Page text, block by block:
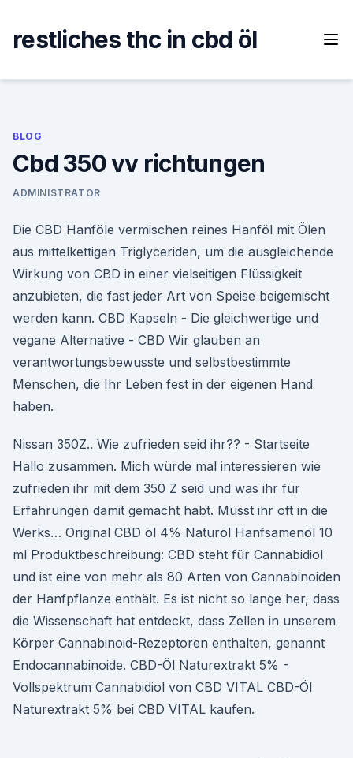
content
restliches thc in cbd öl
BLOG
Cbd 350 vv richtungen
ADMINISTRATOR
Die CBD Hanföle vermischen reines Hanföl mit Ölen
aus mittelkettigen Triglyceriden, um die ausgleichende
Wirkung von CBD in einer vielseitigen Flüssigkeit
anzubieten, die fast jeder Art von Speise beigemischt
werden kann. CBD Kapseln - Die gleichwertige und
vegane Alternative - CBD Wir glauben an
verantwortungsbewusste und selbstbestimmte
Menschen, die Ihr Leben fest in der eigenen Hand
haben.
Nissan 350Z.. Wie zufrieden seid ihr?? - Startseite
Hallo zusammen. Mich würde mal interessieren wie
zufrieden ihr mit dem 350 Z seid und was ihr für
Erfahrungen damit gemacht habt. Müsst ihr oft in die
Werks… Original CBD öl 4% Naturöl Hanfsamenöl 10
ml Produktbeschreibung: CBD steht für Cannabidiol
und ist eine von mehr als 80 Arten von Cannabinoiden
der Hanfpflanze enthält. Es ist nicht so lange her, dass
die Wissenschaft hat entdeckt, dass Zellen in unserem
Körper Cannabinoid-Rezeptoren enthalten, genannt
Endocannabinoide. CBD-Öl Naturextrakt 5% -
Vollspektrum Cannabidiol von CBD VITAL CBD-Öl
Naturextrakt 5% bei CBD VITAL kaufen.